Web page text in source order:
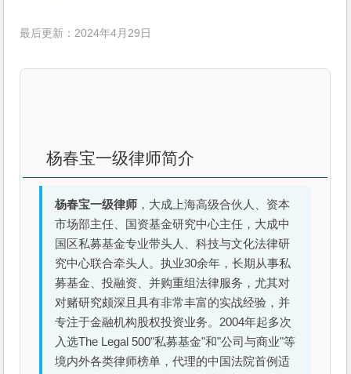
最后更新：2024年4月29日
杨春宝一级律师简介
杨春宝一级律师 ，大成上海高级合伙人、资本
市场部主任、国资基金研究中心主任，大成中
国区私募基金专业带头人、科技与文化法律研
究中心联合牵头人。执业30余年，长期从事私
募基金、投融资、并购重组法律服务，尤其对
对赌研究颇深且具有非常丰富的实战经验，并
专注于金融机构股权投资业务。2004年起多次
入选The Legal 500"私募基金"和"公司与商业"等
境内外各类律师榜单，代理的中国法院首例适